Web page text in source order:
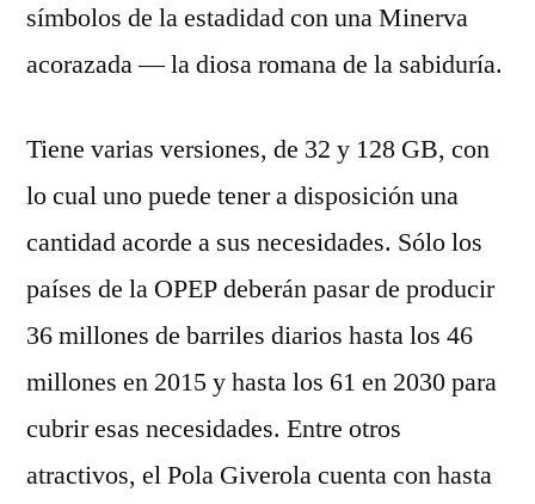
símbolos de la estadidad con una Minerva
acorazada — la diosa romana de la sabiduría.
Tiene varias versiones, de 32 y 128 GB, con
lo cual uno puede tener a disposición una
cantidad acorde a sus necesidades. Sólo los
países de la OPEP deberán pasar de producir
36 millones de barriles diarios hasta los 46
millones en 2015 y hasta los 61 en 2030 para
cubrir esas necesidades. Entre otros
atractivos, el Pola Giverola cuenta con hasta